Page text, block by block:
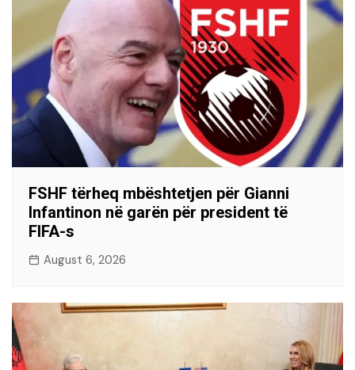
FSHF tërheq mbështetjen për Gianni
Infantinon në garën për president të
FIFA-s
August 6, 2026